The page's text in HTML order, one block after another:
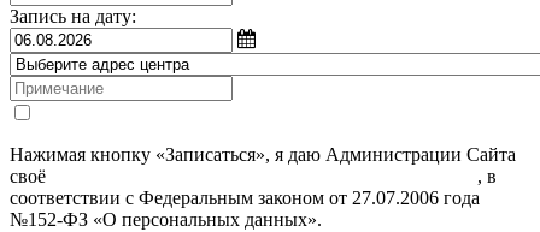
Запись на дату:
Нажимая кнопку «Записаться», я даю Администрации Сайта
своё
, в
соответствии с Федеральным законом от 27.07.2006 года
№152-ФЗ «О персональных данных».